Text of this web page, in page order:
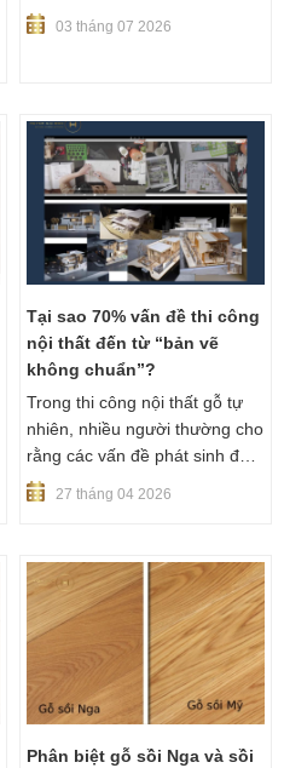
số Formaldehyde an toàn đến
03 tháng 07 2026
Tại sao 70% vấn đề thi công
nội thất đến từ “bản vẽ
không chuẩn”?
Trong thi công nội thất gỗ tự
nhiên, nhiều người thường cho
rằng các vấn đề phát sinh đến
từ tay nghề thợ hoặc chất
phần lớn sai sót lại bắt nguồn
từ bản vẽ nội thất không
chuẩn.
27 tháng 04 2026
Phân biệt gỗ sồi Nga và sồi